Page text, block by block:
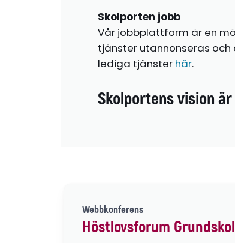
Skolporten jobb
Vår jobbplattform är en
tjänster utannonseras
lediga tjänster här.
Skolportens vision
Webbkonferens
Höstlovsforum